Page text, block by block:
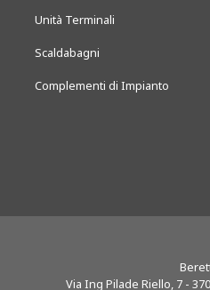
Unità Terminali
Scaldabagni
Complementi di Impianto
Via Ing Pilade Riello, 7 -